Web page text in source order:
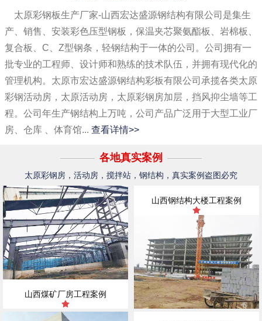
太原彩钢板生产厂家-山西宏达盛源钢结构有限公司是集生
产、销售、安装彩色压型钢板，保温夹芯聚氨酯板、岩棉板、
复合板、C、Z型钢条，轻钢结构于一体的公司。公司拥有一
批专业的工程师、设计师和熟练的技术队伍，并拥有现代化的
管理机构。太原市宏达盛源钢结构彩板有限公司承揽各类太原
彩钢活动房，太原活动房，太原彩钢房加层，挡风抑尘墙等工
程。公司年生产钢结构上万吨，公司产品广泛用于大型工业厂
房、仓库 、体育馆... 查看详情>>
各地真实案例
太原彩钢房，活动房，搅拌站，钢结构，真实案例盗图必究
山西煤矿厂房工程案例
山西钢结构大楼工程案例